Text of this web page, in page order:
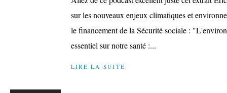
sur les nouveaux enjeux climatiques et
le financement de la Sécurité sociale :
essentiel sur notre santé :...
LIRE LA SUITE